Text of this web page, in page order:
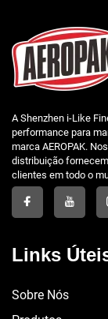
A Shenzhen i-Like
performance para
marca AEROPAK.
distribuição
clientes em todo o
Links
Sobre Nós